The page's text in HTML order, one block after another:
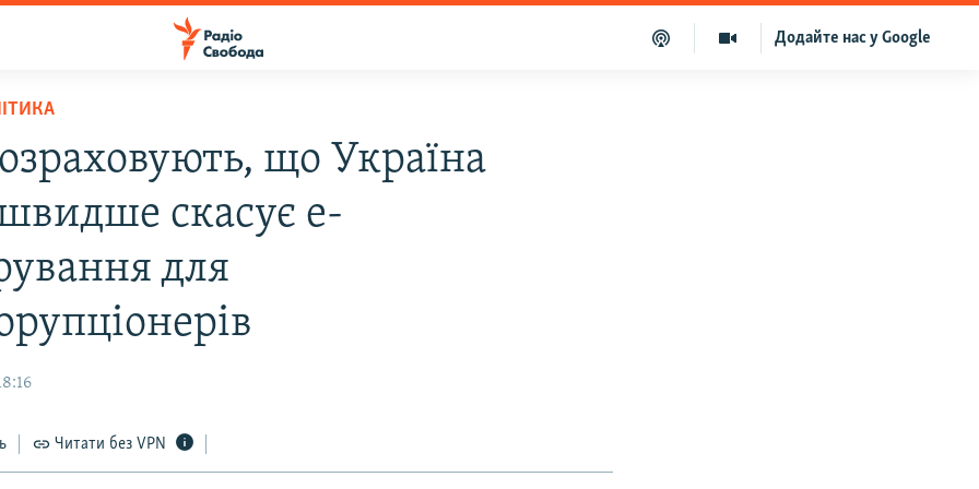
Додайте нас у Google
що Україна
скасує е-
для
Читати без VPN